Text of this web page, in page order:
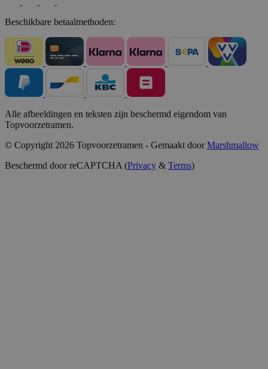
Beschikbare betaalmethoden:
Alle afbeeldingen en teksten zijn beschermd eigendom van
Topvoorzetramen.
© Copyright 2026 Topvoorzetramen - Gemaakt doorMarshmallow
Beschermd door reCAPTCHA (Privacy & Terms)